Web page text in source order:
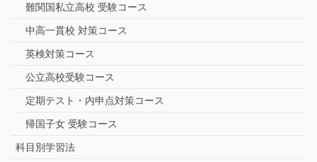
難関国私立高校 受験コース
中高一貫校 対策コース
英検対策コース
公立高校受験コース
定期テスト・内申点対策コース
帰国子女 受験コース
科目別学習法